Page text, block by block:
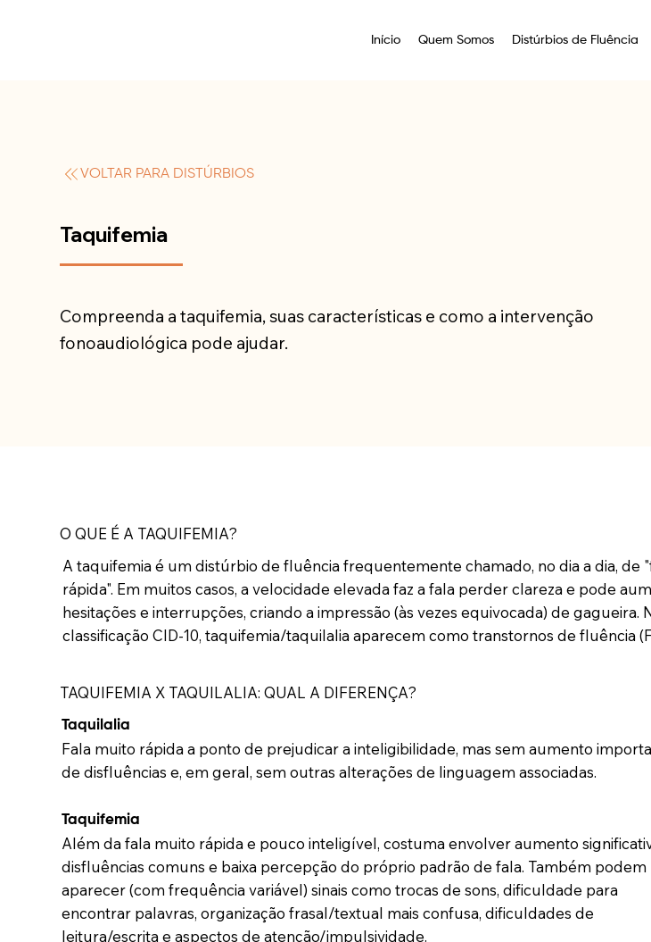
Início Quem Somos Distúrbios de Fluência
VOLTAR PARA DISTÚRBIOS
Taquifemia
Compreenda a taquifemia, suas características e como a intervenção
fonoaudiológica pode ajudar.
O QUE É A TAQUIFEMIA?
A taquifemia é um distúrbio de fluência frequentemente chamado, no dia a dia, de
rápida". Em muitos casos, a velocidade elevada faz a fala perder clareza e pode
hesitações e interrupções, criando a impressão (às vezes equivocada) de gagueira.
classificação CID-10, taquifemia/taquilalia aparecem como transtornos de fluência
TAQUIFEMIA X TAQUILALIA: QUAL A DIFERENÇA?
Taquilalia
Fala muito rápida a ponto de prejudicar a inteligibilidade, mas sem aumento
de disfluências e, em geral, sem outras alterações de linguagem associadas.
Taquifemia
Além da fala muito rápida e pouco inteligível, costuma envolver aumento
disfluências comuns e baixa percepção do próprio padrão de fala. Também podem
aparecer (com frequência variável) sinais como trocas de sons, dificuldade para
encontrar palavras, organização frasal/textual mais confusa, dificuldades de
leitura/escrita e aspectos de atenção/impulsividade.